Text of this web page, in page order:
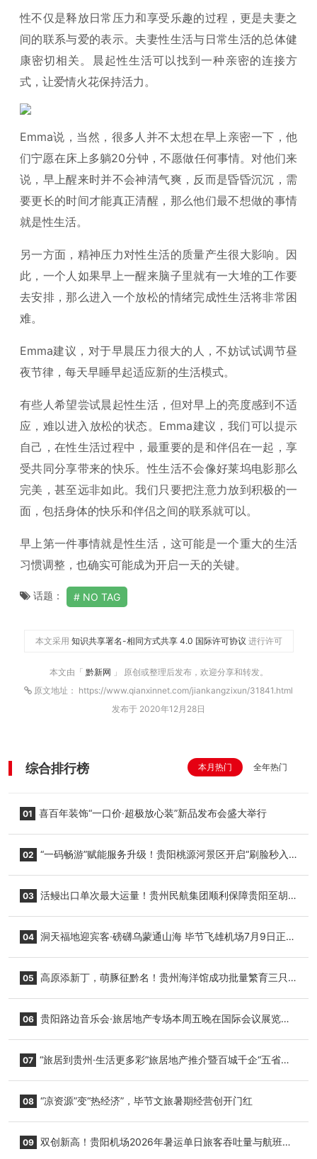
性不仅是释放日常压力和享受乐趣的过程，更是夫妻之
间的联系与爱的表示。夫妻性生活与日常生活的总体健
康密切相关。晨起性生活可以找到一种亲密的连接方
式，让爱情火花保持活力。
Emma说，当然，很多人并不太想在早上亲密一下，他
们宁愿在床上多躺20分钟，不愿做任何事情。对他们来
说，早上醒来时并不会神清气爽，反而是昏昏沉沉，需
要更长的时间才能真正清醒，那么他们最不想做的事情
就是性生活。
另一方面，精神压力对性生活的质量产生很大影响。因
此，一个人如果早上一醒来脑子里就有一大堆的工作要
去安排，那么进入一个放松的情绪完成性生活将非常困
难。
Emma建议，对于早晨压力很大的人，不妨试试调节昼
夜节律，每天早睡早起适应新的生活模式。
有些人希望尝试晨起性生活，但对早上的亮度感到不适
应，难以进入放松的状态。Emma建议，我们可以提示
自己，在性生活过程中，最重要的是和伴侣在一起，享
受共同分享带来的快乐。性生活不会像好莱坞电影那么
完美，甚至远非如此。我们只要把注意力放到积极的一
面，包括身体的快乐和伴侣之间的联系就可以。
早上第一件事情就是性生活，这可能是一个重大的生活
习惯调整，也确实可能成为开启一天的关键。
话题： NO TAG
本文采用 知识共享署名-相同方式共享 4.0 国际许可协议 进行许可
本文由「 黔新网 」 原创或整理后发布，欢迎分享和转发。
原文地址： https://www.qianxinnet.com/jiankangzixun/31841.html
发布于 2020年12月28日
综合排行榜 本月热门 全年热门
01 喜百年装饰“一口价·超极放心装”新品发布会盛大举行
02 “一码畅游”赋能服务升级！贵阳桃源河景区开启“刷脸秒入
03 活鳗出口单次最大运量！贵州民航集团顺利保障贵阳至胡
04 洞天福地迎宾客·磅礴乌蒙通山海 毕节飞雄机场7月9日正式
05 高原添新丁，萌豚征黔名！贵州海洋馆成功批量繁育三只
06 贵阳路边音乐会·旅居地产专场本周五晚在国际会议展览中
07 “旅居到贵州·生活更多彩”旅居地产推介暨百城千企“五省
08 “凉资源”变“热经济”，毕节文旅暑期经营创开门红
09 双创新高！贵阳机场2026年暑运单日旅客吞吐量与航班起